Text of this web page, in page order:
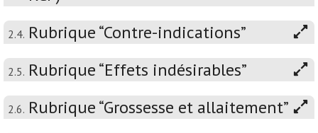
2.4. Rubrique “Contre-indications”
2.5. Rubrique “Effets indésirables”
2.6. Rubrique “Grossesse et allaitement”